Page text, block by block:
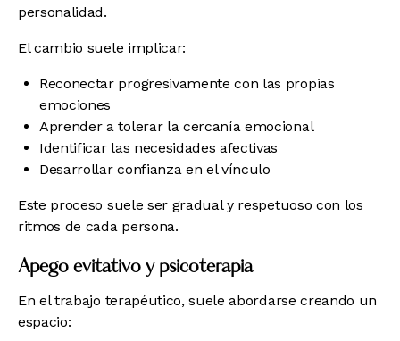
personalidad.
El cambio suele implicar:
Reconectar progresivamente con las propias
emociones
Aprender a tolerar la cercanía emocional
Identificar las necesidades afectivas
Desarrollar confianza en el vínculo
Este proceso suele ser gradual y respetuoso con los
ritmos de cada persona.
Apego evitativo y psicoterapia
En el trabajo terapéutico, suele abordarse creando un
espacio: